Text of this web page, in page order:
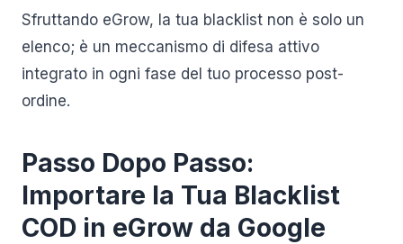
Sfruttando eGrow, la tua blacklist non è solo un
elenco; è un meccanismo di difesa attivo
integrato in ogni fase del tuo processo post-
ordine.
Passo Dopo Passo:
Importare la Tua Blacklist
COD in eGrow da Google